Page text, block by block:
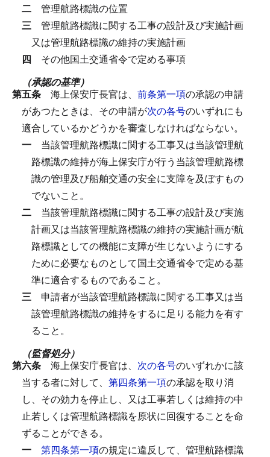
二 管理航路標識の位置
三 管理航路標識に関する工事の設計及び実施計画
又は管理航路標識の維持の実施計画
四 その他国土交通省令で定める事項
（承認の基準）
第五条 海上保安庁長官は、 前条第一項の承認の申請
があつたときは、その申請が次の各号のいずれにも
適合しているかどうかを審査しなければならない。
一 当該管理航路標識に関する工事又は当該管理航
路標識の維持が海上保安庁が行う当該管理航路標
識の管理及び船舶交通の安全に支障を及ぼすもの
でないこと。
二 当該管理航路標識に関する工事の設計及び実施
計画又は当該管理航路標識の維持の実施計画が航
路標識としての機能に支障が生じないようにする
ために必要なものとして国土交通省令で定める基
準に適合するものであること。
三 申請者が当該管理航路標識に関する工事又は当
該管理航路標識の維持をするに足りる能力を有す
ること。
（監督処分）
第六条 海上保安庁長官は、 次の各号のいずれかに該
当する者に対して、 第四条第一項の承認を取り消
し、その効力を停止し、又は工事若しくは維持の中
止若しくは管理航路標識を原状に回復することを命
ずることができる。
一 第四条第一項の規定に違反して、管理航路標識